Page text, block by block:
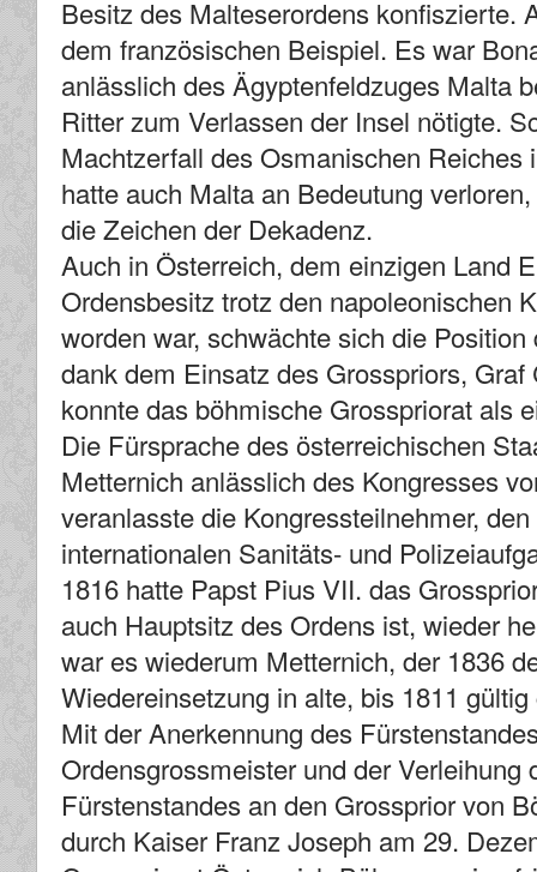
Besitz des Malteserordens konfiszierte.
dem französischen Beispiel. Es war
anlässlich des Ägyptenfeldzuges Malta
Ritter zum Verlassen der Insel nötigte.
Machtzerfall des Osmanischen Reiches
hatte auch Malta an Bedeutung
die Zeichen der Dekadenz.
Auch in Österreich, dem einzigen Land
Ordensbesitz trotz den napoleonischen
worden war, schwächte sich die
dank dem Einsatz des Grosspriors, Graf
konnte das böhmische Grosspriorat als
Die Fürsprache des österreichischen
Metternich anlässlich des Kongresses
veranlasste die Kongressteilnehmer,
internationalen Sanitäts- und
1816 hatte Papst Pius VII. das
auch Hauptsitz des Ordens ist, wieder
war es wiederum Metternich, der 1836
Wiedereinsetzung in alte, bis 1811
Mit der Anerkennung des
Ordensgrossmeister und der Verleihung
Fürstenstandes an den Grossprior von
durch Kaiser Franz Joseph am 29.